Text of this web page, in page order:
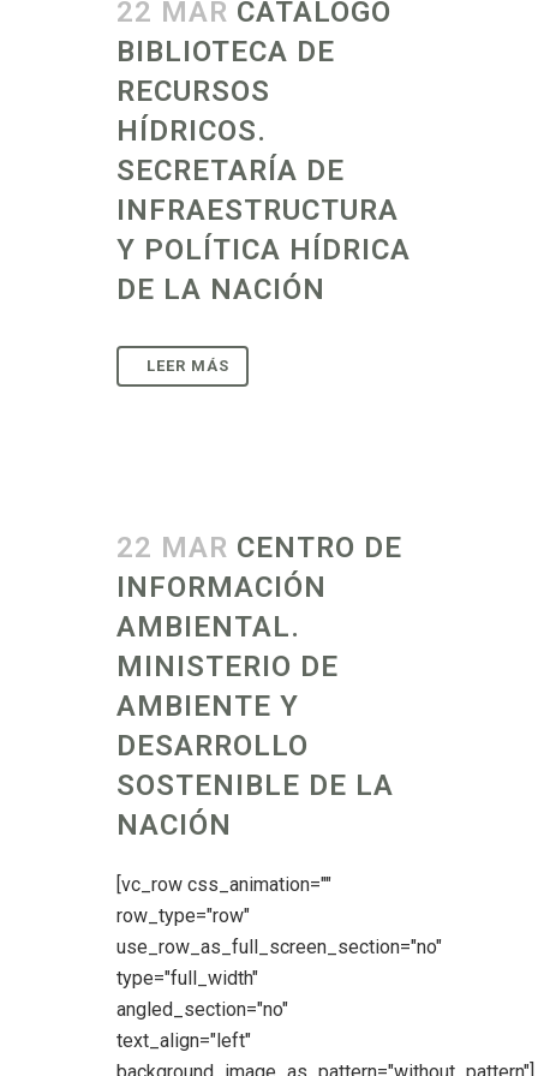
22 MAR CATÁLOGO
BIBLIOTECA DE
RECURSOS
HÍDRICOS.
SECRETARÍA DE
INFRAESTRUCTURA
Y POLÍTICA HÍDRICA
DE LA NACIÓN
22 MAR CENTRO DE
INFORMACIÓN
AMBIENTAL.
MINISTERIO DE
AMBIENTE Y
DESARROLLO
SOSTENIBLE DE LA
NACIÓN
[vc_row css_animation=""
row_type="row"
use_row_as_full_screen_section="no"
type="full_width"
angled_section="no"
text_align="left"